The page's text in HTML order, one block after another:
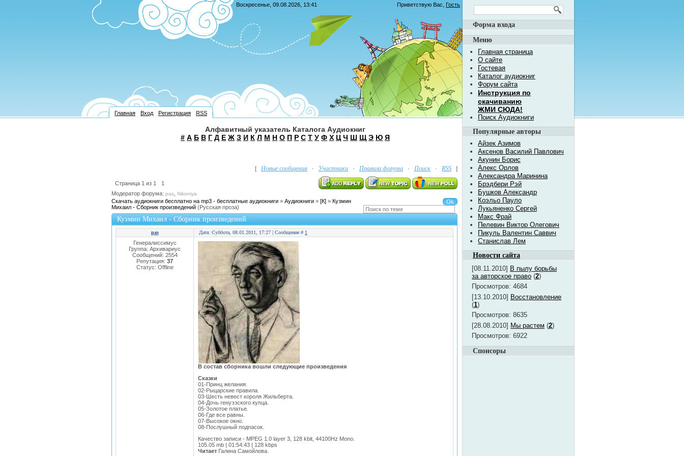
Воскресенье, 09.08.2026, 13:41 Приветствую Вас Гость
Главная Вход Регистрация RSS
Алфавитный указатель Каталога Аудиокниг
# А Б В Г Д Е Ж З И К Л М Н О П Р С Т У Ф Х Ц Ч Ш Щ Э Ю Я
[ Новые сообщения · Участники · Правила форума · Поиск · RSS ]
Страница 1 из 1
1
Модератор форума: pas Nikoniya
Скачать аудиокниги бесплатно на mp3 - бесплатные аудиокниги » Аудиокниги » [К] » Кузмин
Михаил - Сборник произведений (Русская проза)
Кузмин Михаил - Сборник произведений
pas Дата: Суббота, 08.01.2011, 17:27 | Сообщение # 1
Генералиссимус
Группа: Архивариус
Сообщений: 2554
Репутация: 37
Статус: Offline
В состав сборника вошли следующие произведения
Сказки
01-Принц желания.
02-Рыцарские правила.
03-Шесть невест короля Жильберта.
04-Дочь генуэзского купца.
05-Золотое платье.
06-Где все равны.
07-Высокое окно.
08-Послушный подпасок.
Качество записи - MPEG 1.0 layer 3, 128 kbit, 44100Hz Mono.
105.05 mb | 01:54:43 | 128 kbps
Читает Галина Самойлова.
Форма входа
Меню
Главная страница
О сайте
Гостевая
Каталог аудиокниг
Форум сайта
Инструкция по
скачиванию
ЖМИ СЮДА!
Поиск Аудиокниги
Популярные авторы
Айзек Азимов
Аксенов Василий Павлович
Акунин Борис
Алекс Орлов
Александра Маринина
Брэдбери Рэй
Бушков Александр
Коэльо Пауло
Лукьяненко Сергей
Макс Фрай
Пелевин Виктор Олегович
Пикуль Валентин Саввич
Станислав Лем
Новости сайта
[08.11.2010] В пылу борьбы
за авторское право (2)
Просмотров: 4684
[13.10.2010] Восстановление
(1)
Просмотров: 8635
[28.08.2010] Мы растем (2)
Просмотров: 6922
Спонсоры